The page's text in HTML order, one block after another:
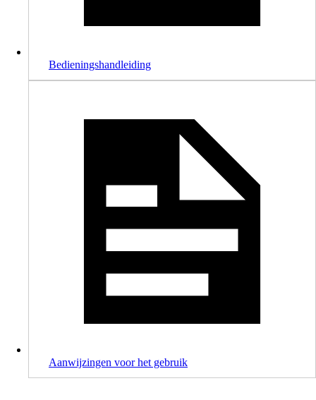
Bedieningshandleiding
Aanwijzingen voor het gebruik